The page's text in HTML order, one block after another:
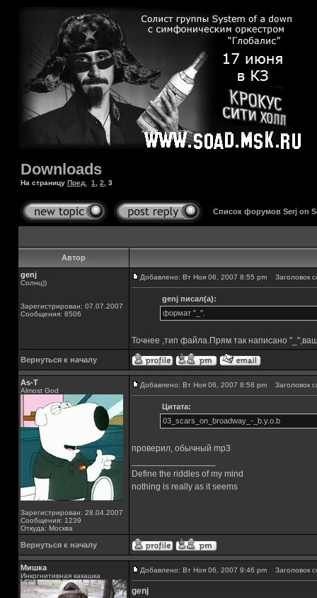
Downloads
На страницу Пред. 1 2 3
Список форумов Serj on
Автор
genj
Солнц))
Зарегистрирован: 07.07.2007
Сообщения: 8506
Добавлено: Вт Ноя 06, 2007 8:55 pm Заголовок
genj писал(а):
формат "_".
Точнее ,тип файла.Прям так написано
Вернуться к началу
As-T
Almost God
Зарегистрирован: 28.04.2007
Сообщения: 1239
Откуда: Москва
Добавлено: Вт Ноя 06, 2007 8:58 pm Заголовок
Цитата:
03_scars_on_broadway_-_b.y.o.b
проверил, обычный mp3
Define the riddles of my mind
nothing is really as it seems
Вернуться к началу
Мишка
Инкогнитивная какашка
Добавлено: Вт Ноя 06, 2007 9:46 pm Заголовок
genj